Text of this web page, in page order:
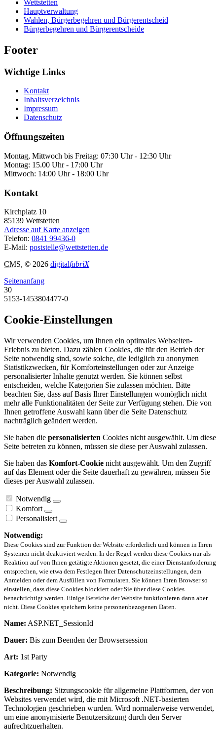
Wettstetten
Hauptverwaltung
Wahlen, Bürgerbegehren und Bürgerentscheid
Bürgerbegehren und Bürgerentscheide
Footer
Wichtige Links
Kontakt
Inhaltsverzeichnis
Impressum
Datenschutz
Öffnungszeiten
Montag, Mittwoch bis Freitag: 07:30 Uhr - 12:30 Uhr
Montag: 15.00 Uhr - 17:00 Uhr
Mittwoch: 14:00 Uhr - 18:00 Uhr
Kontakt
Kirchplatz 10
85139 Wettstetten
Adresse auf Karte anzeigen
Telefon: 0841 99436-0
E-Mail: poststelle@wettstetten.de
CMS, © 2026 digitalfabriX
Seitenanfang
30
5153-1453804477-0
Cookie-Einstellungen
Wir verwenden Cookies, um Ihnen ein optimales Webseiten-
Erlebnis zu bieten. Dazu zählen Cookies, die für den Betrieb der
Seite notwendig sind, sowie solche, die lediglich zu anonymen
Statistikzwecken, für Komforteinstellungen oder zur Anzeige
personalisierter Inhalte genutzt werden. Sie können selbst
entscheiden, welche Kategorien Sie zulassen möchten. Bitte
beachten Sie, dass auf Basis Ihrer Einstellungen womöglich nicht
mehr alle Funktionalitäten der Seite zur Verfügung stehen. Die von
Ihnen getroffene Auswahl kann über die Seite Datenschutz
nachträglich geändert werden.
Sie haben die personalisierten Cookies nicht ausgewählt. Um diese
Seite betreten zu können, müssen sie diese per Auswahl zulassen.
Sie haben das Komfort-Cookie nicht ausgewählt. Um den Zugriff
auf das Element oder die Seite dauerhaft zu gewähren, müssen Sie
dieses per Auswahl zulassen.
Notwendig
Komfort
Personalisiert
Notwendig:
Diese Cookies sind zur Funktion der Website erforderlich und können in Ihren
Systemen nicht deaktiviert werden. In der Regel werden diese Cookies nur als
Reaktion auf von Ihnen getätigte Aktionen gesetzt, die einer Dienstanforderung
entsprechen, wie etwa dem Festlegen Ihrer Datenschutzeinstellungen, dem
Anmelden oder dem Ausfüllen von Formularen. Sie können Ihren Browser so
einstellen, dass diese Cookies blockiert oder Sie über diese Cookies
benachrichtigt werden. Einige Bereiche der Website funktionieren dann aber
nicht. Diese Cookies speichern keine personenbezogenen Daten.
Name: ASP.NET_SessionId
Dauer: Bis zum Beenden der Browsersession
Art: 1st Party
Kategorie: Notwendig
Beschreibung: Sitzungscookie für allgemeine Plattformen, der von
Websites verwendet wird, die mit Microsoft .NET-basierten
Technologien geschrieben wurden. Wird normalerweise verwendet,
um eine anonymisierte Benutzersitzung durch den Server
aufrechtzuerhalten.